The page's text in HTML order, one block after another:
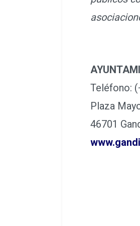
públicos
Teléfono:
Plaza
46701